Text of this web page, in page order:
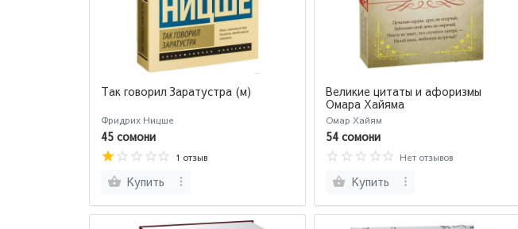
Так говорил Заратустра (м)
Фридрих Ницше
45 сомони
1 отзыв
Купить
Великие цитаты и афоризмы
Омара Хайяма
Омар Хайям
54 сомони
Нет отзывов
Купить